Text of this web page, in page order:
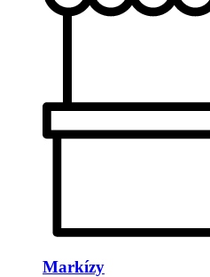
Markízy